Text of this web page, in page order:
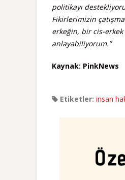
politikayı
Fikirlerimizin
erkeğin, bir cis-erkek
anlayabiliyorum.”
Kaynak: PinkNews
Etiketler: insan